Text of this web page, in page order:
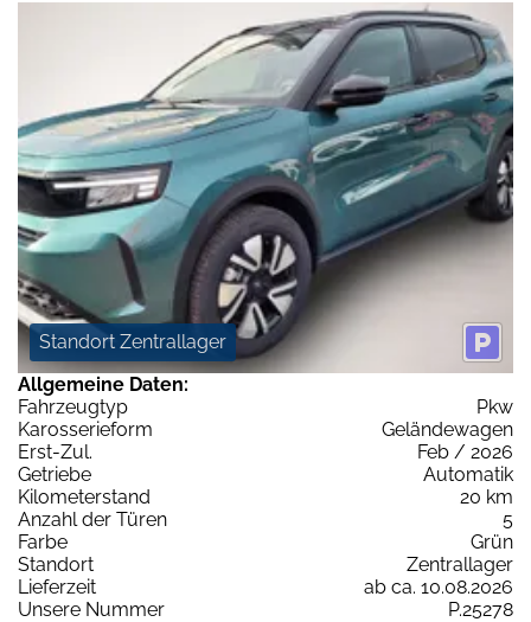
Standort Zentrallager
Allgemeine Daten:
Fahrzeugtyp
Pkw
Karosserieform
Geländewagen
Erst-Zul.
Feb / 2026
Getriebe
Automatik
Kilometerstand
20 km
Anzahl der Türen
5
Farbe
Grün
Standort
Zentrallager
Lieferzeit
ab ca. 10.08.2026
Unsere Nummer
P.25278